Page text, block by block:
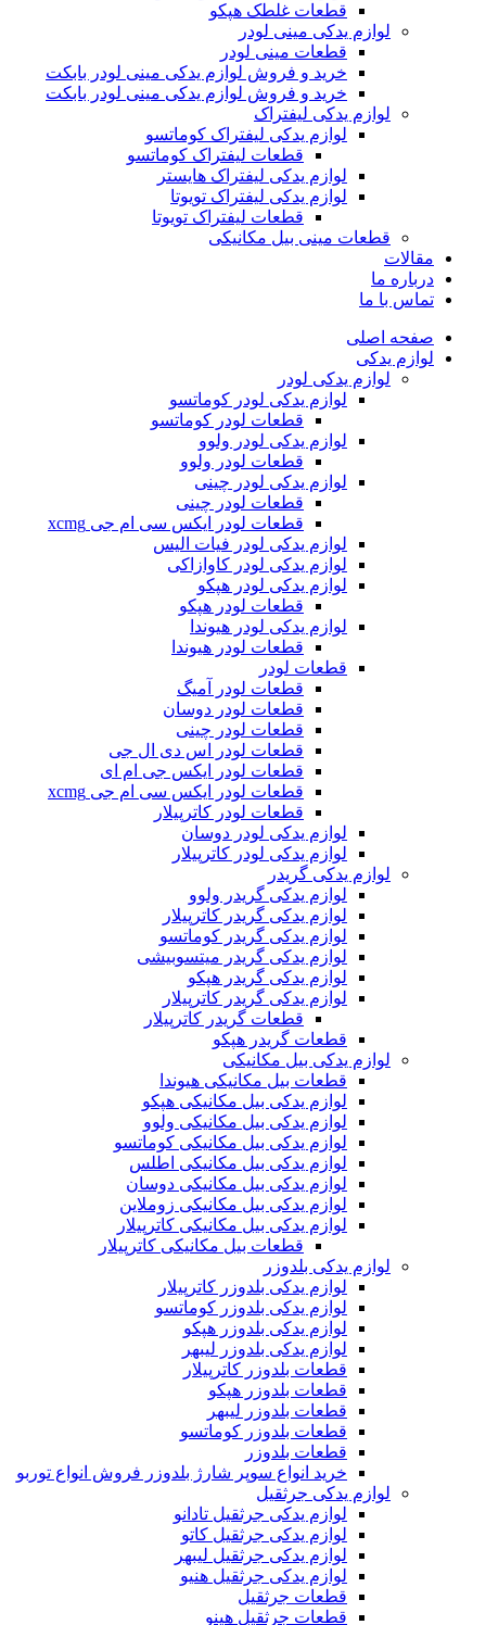
قطعات غلطک هپکو
لوازم یدکی مینی لودر
قطعات مینی لودر
خرید و فروش لوازم یدکی مینی لودر بابکت
خرید و فروش لوازم یدکی مینی لودر بابکت
لوازم یدکی لیفتراک
لوازم یدکی لیفتراک کوماتسو
قطعات لیفتراک کوماتسو
لوازم یدکی لیفتراک هایستر
لوازم یدکی لیفتراک تویوتا
قطعات لیفتراک تویوتا
قطعات مینی بیل مکانیکی
ما
با ما
اصلی
یدکی
لوازم یدکی لودر
لوازم یدکی لودر کوماتسو
قطعات لودر کوماتسو
لوازم یدکی لودر ولوو
قطعات لودر ولوو
لوازم یدکی لودر چینی
قطعات لودر چینی
قطعات لودر ایکس سی ام جی xcmg
لوازم یدکی لودر فیات الیس
لوازم یدکی لودر کاوازاکی
لوازم یدکی لودر هپکو
قطعات لودر هپکو
لوازم یدکی لودر هیوندا
قطعات لودر هیوندا
قطعات لودر
قطعات لودر آمیگ
قطعات لودر دوسان
قطعات لودر چینی
قطعات لودر اس دی ال جی
قطعات لودر ایکس جی ام ای
قطعات لودر ایکس سی ام جی xcmg
قطعات لودر کاترپیلار
لوازم یدکی لودر دوسان
لوازم یدکی لودر کاترپیلار
لوازم یدکی گریدر
لوازم یدکی گریدر ولوو
لوازم یدکی گریدر کاترپیلار
لوازم یدکی گریدر کوماتسو
لوازم یدکی گریدر میتسوبیشی
لوازم یدکی گریدر هپکو
لوازم یدکی گریدر کاترپیلار
قطعات گریدر کاترپیلار
قطعات گریدر هپکو
لوازم یدکی بیل مکانیکی
قطعات بیل مکانیکی هیوندا
لوازم یدکی بیل مکانیکی هپکو
لوازم یدکی بیل مکانیکی ولوو
لوازم یدکی بیل مکانیکی کوماتسو
لوازم یدکی بیل مکانیکی اطلس
لوازم یدکی بیل مکانیکی دوسان
لوازم یدکی بیل مکانیکی زوملاین
لوازم یدکی بیل مکانیکی کاترپیلار
قطعات بیل مکانیکی کاترپیلار
لوازم یدکی بلدوزر
لوازم یدکی بلدوزر کاترپیلار
لوازم یدکی بلدوزر کوماتسو
لوازم یدکی بلدوزر هپکو
لوازم یدکی بلدوزر لیبهر
قطعات بلدوزر کاترپیلار
قطعات بلدوزر هپکو
قطعات بلدوزر لیبهر
قطعات بلدوزر کوماتسو
قطعات بلدوزر
خرید انواع سوپر شارژ بلدوزر فروش انواع توربو
لوازم یدکی جرثقیل
لوازم یدکی جرثقیل تادانو
لوازم یدکی جرثقیل کاتو
لوازم یدکی جرثقیل لیبهر
لوازم یدکی جرثقیل هنیو
قطعات جرثقیل
قطعات جرثقیل هینو